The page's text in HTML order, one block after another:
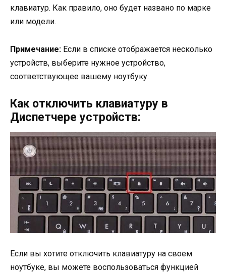
клавиатур. Как правило, оно будет названо по марке
или модели.
Примечание: Если в списке отображается несколько
устройств, выберите нужное устройство,
соответствующее вашему ноутбуку.
Как отключить клавиатуру в
Диспетчере устройств:
Если вы хотите отключить клавиатуру на своем
ноутбуке, вы можете воспользоваться функцией